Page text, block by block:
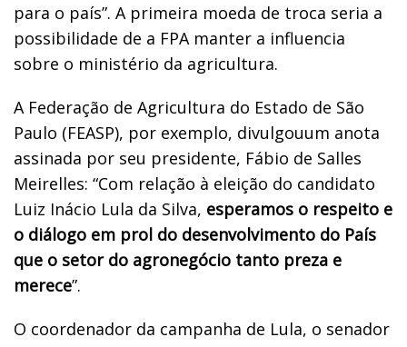
para o país”. A primeira moeda de troca seria a
possibilidade de a FPA manter a influencia
sobre o ministério da agricultura.
A Federação de Agricultura do Estado de São
Paulo (FEASP), por exemplo, divulgouum anota
assinada por seu presidente, Fábio de Salles
Meirelles: “Com relação à eleição do candidato
Luiz Inácio Lula da Silva, esperamos o respeito e
o diálogo em prol do desenvolvimento do País
que o setor do agronegócio tanto preza e
merece”.
O coordenador da campanha de Lula, o senador